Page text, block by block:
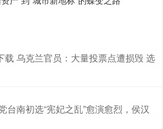
载 乌克兰官员：大量投票点遭损毁 选
台南初选“宪妃之乱”愈演愈烈，侯汉